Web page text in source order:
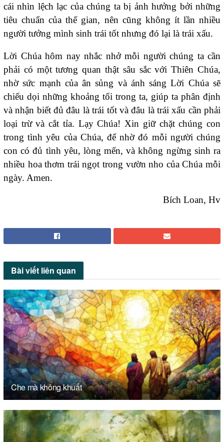
cái nhìn lệch lạc của chúng ta bị ảnh hưởng bởi những
tiêu chuẩn của thế gian, nên cũng không ít lần nhiều
người tưởng mình sinh trái tốt nhưng đó lại là trái xấu.
Lời Chúa hôm nay nhắc nhở mỗi người chúng ta cần
phải có một tương quan thật sâu sắc với Thiên Chúa,
nhờ sức mạnh của ân sủng và ánh sáng Lời Chúa sẽ
chiếu dọi những khoảng tối trong ta, giúp ta phân định
và nhận biết đủ đâu là trái tốt và đâu là trái xấu cần phải
loại trừ và cắt tỉa. Lạy Chúa! Xin giữ chặt chúng con
trong tình yêu của Chúa, để nhờ đó mỗi người chúng
con có đủ tình yêu, lòng mến, và không ngừng sinh ra
nhiều hoa thơm trái ngọt trong vườn nho của Chúa mỗi
ngày. Amen.
Bích Loan, Hv
Bài viết liên quan
Che mà không khuất